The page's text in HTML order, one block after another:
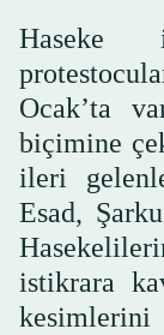
Haseke
Ocak’ta
biçimine
ileri
Esad,
istikrara
kesimlerini